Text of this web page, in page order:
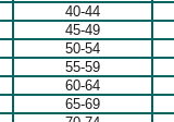
40-44
45-49
50-54
55-59
60-64
65-69